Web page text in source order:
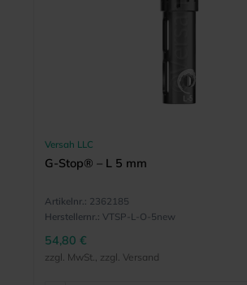
Versah LLC
G-Stop® – L 5 mm
Artikelnr.: 2362185
Herstellernr.: VTSP-L-O-5new
54,80 €
zzgl. MwSt., zzgl. Versand